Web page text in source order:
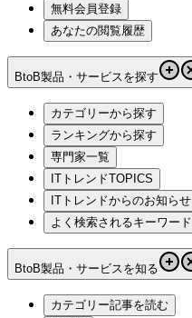
無料会員登録
あなたの閲覧履歴
BtoB製品・サービスを探す
カテゴリーから探す
ランキングから探す
専門家一覧
ITトレンドTOPICS
ITトレンドからのお知らせ
よく検索されるキーワード
BtoB製品・サービスを知る
カテゴリー記事を読む